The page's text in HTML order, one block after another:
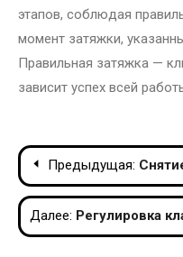
этапов, соблюдая
момент затяжки,
Правильная затяжка —
зависит успех всей
Навигация
по
записям
Предыдущая:
Далее: Регулировка